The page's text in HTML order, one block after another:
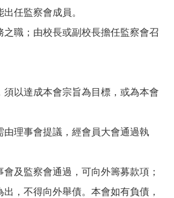
任監察會成員。
之職；由校長或副校長擔任監察會召
須以達成本會宗旨為目標，或為本會
由理事會提議，經會員大會通過執
會及監察會通過，可向外籌募款項；
出，不得向外舉債。本會如有負債，